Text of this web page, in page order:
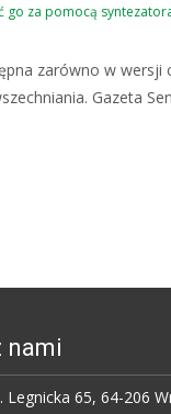
go za pomocą
zarówno w wersji
Gazeta
nami
Legnicka 65, 64-206